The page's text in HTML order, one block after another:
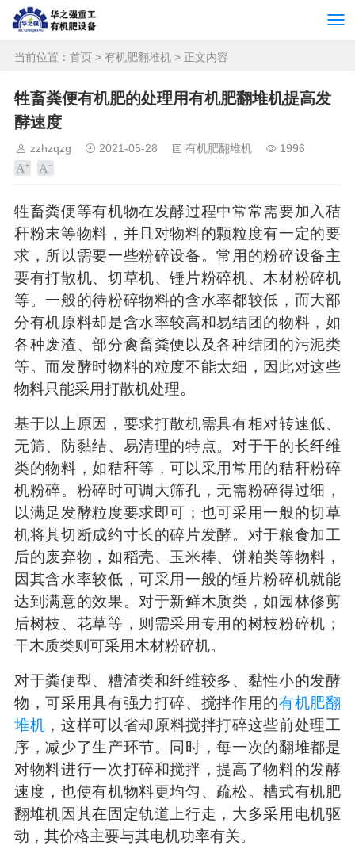
当前位置： 首页 > 有机肥翻堆机 > 正文内容
牲畜粪便有机肥的处理用有机肥翻堆机提高发
酵速度
zzhzqzg 2021-05-28 有机肥翻堆机 1996
牲畜粪便等有机物在发酵过程中常常需要加入秸
秆粉末等物料，并且对物料的颗粒度有一定的要
求，所以需要一些粉碎设备。常用的粉碎设备主
要有打散机、切草机、锤片粉碎机、木材粉碎机
等。一般的待粉碎物料的含水率都较低，而大部
分有机原料却是含水率较高和易结团的物料，如
各种废渣、部分禽畜粪便以及各种结团的污泥类
等。而发酵时物料的粒度不能太细，因此对这些
物料只能采用打散机处理。
基于以上原因，要求打散机需具有相对转速低、
无筛、防黏结、易清理的特点。对于干的长纤维
类的物料，如秸秆等，可以采用常用的秸秆粉碎
机粉碎。粉碎时可调大筛孔，无需粉碎得过细，
以满足发酵粒度要求即可；也可采用一般的切草
机将其切断成约寸长的碎片发酵。对于粮食加工
后的废弃物，如稻壳、玉米棒、饼粕类等物料，
因其含水率较低，可采用一般的锤片粉碎机就能
达到满意的效果。对于新鲜木质类，如园林修剪
后树枝、花草等，则需采用专用的树枝粉碎机；
干木质类则可采用木材粉碎机。
对于粪便型、糟渣类和纤维较多、黏性小的发酵
物，可采用具有强力打碎、搅拌作用的有机肥翻
堆机 ，这样可以省却原料搅拌打碎这些前处理工
序，减少了生产环节。同时，每一次的翻堆都是
对物料进行一次打碎和搅拌，提高了物料的发酵
速度，也使有机物料更均匀、疏松。槽式有机肥
翻堆机因其在固定轨道上行走，大多采用电机驱
动，其价格主要与其电机功率有关。